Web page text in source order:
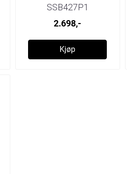
SSB427P1
2.698,-
Kjøp